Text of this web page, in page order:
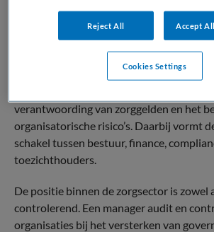
Binnen het zorglandschap vervult de
control een belangrijke rol bij het
financieel gezonde en goed
zorginstellingen. Deze controlmanager
verantwoording van zorggelden en het
organisatorische risico’s. Daarbij vormt
schakel tussen bestuur, finance,
toezichthouders.
De positie binnen de zorgsector is zowel
controlerend. Een manager audit en
organisaties bij het versterken van
Reject All Accept
Cookies Settings